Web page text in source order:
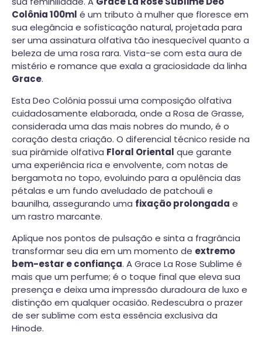
Colônia 100ml é um tributo à mulher que floresce em
sua elegância e sofisticação natural, projetada para
ser uma assinatura olfativa tão inesquecível quanto a
beleza de uma rosa rara. Vista-se com esta aura de
mistério e romance que exala a graciosidade da linha
Grace.
Esta Deo Colônia possui uma composição olfativa
cuidadosamente elaborada, onde a Rosa de Grasse,
considerada uma das mais nobres do mundo, é o
coração desta criação. O diferencial técnico reside na
sua pirâmide olfativa Floral Oriental que garante
uma experiência rica e envolvente, com notas de
bergamota no topo, evoluindo para a opulência das
pétalas e um fundo aveludado de patchouli e
baunilha, assegurando uma fixação prolongada e
um rastro marcante.
Aplique nos pontos de pulsação e sinta a fragrância
transformar seu dia em um momento de extremo
bem-estar e confiança. A Grace La Rose Sublime é
mais que um perfume; é o toque final que eleva sua
presença e deixa uma impressão duradoura de luxo e
distinção em qualquer ocasião. Redescubra o prazer
de ser sublime com esta essência exclusiva da
Hinode.